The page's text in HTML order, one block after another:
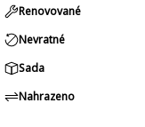
Renovované
Nevratné
Sada
Nahrazeno